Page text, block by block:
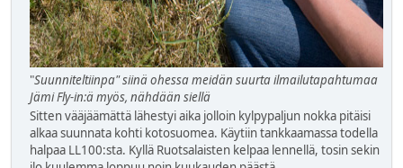
"Suunniteltiinpa" siinä ohessa meidän suurta ilmailutapahtumaa
Jämi Fly-in:ä myös, nähdään siellä
Sitten vääjäämättä lähestyi aika jolloin kylpypaljun nokka pitäisi
alkaa suunnata kohti kotosuomea. Käytiin tankkaamassa todella
halpaa LL100:sta. Kyllä Ruotsalaisten kelpaa lennellä, tosin sekin